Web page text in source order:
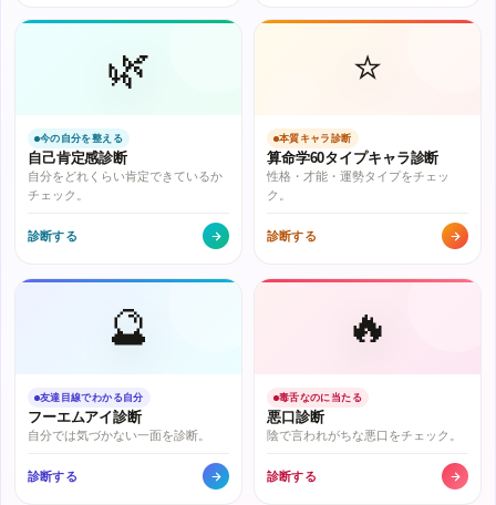
🌿
今の自分を整える
自己肯定感診断
自分をどれくらい肯定できているか
チェック。
診断する
⭐
本質キャラ診断
算命学60タイプキャラ診断
性格・才能・運勢タイプをチェッ
ク。
診断する
🔮
友達目線でわかる自分
フーエムアイ診断
自分では気づかない一面を診断。
診断する
🔥
毒舌なのに当たる
悪口診断
陰で言われがちな悪口をチェック。
診断する